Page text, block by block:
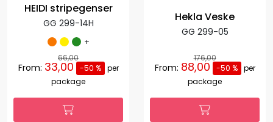
HEIDI stripegenser
GG 299-14H
+
66,00
From: 33,00 -50 %
per
package
Hekla Veske
GG 299-05
176,00
From: 88,00 -50 %
per
package